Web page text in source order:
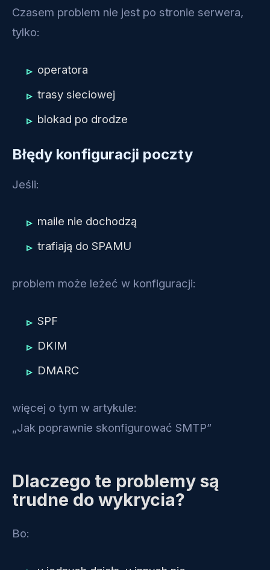
Czasem problem nie jest po stronie serwera,
tylko:
operatora
trasy sieciowej
blokad po drodze
Błędy konfiguracji poczty
Jeśli:
maile nie dochodzą
trafiają do SPAMU
problem może leżeć w konfiguracji:
SPF
DKIM
DMARC
więcej o tym w artykule:
„Jak poprawnie skonfigurować SMTP”
Dlaczego te problemy są
trudne do wykrycia?
Bo: